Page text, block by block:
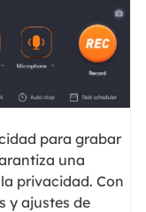
para grabar
una
privacidad. Con
y ajustes de